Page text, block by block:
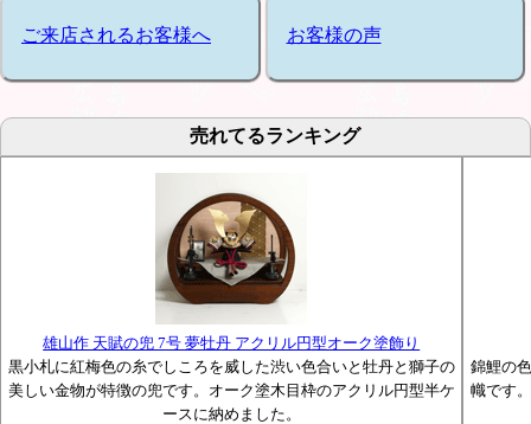
ご来店されるお客様へ お客様の声
売れてるランキング
雄山作 天賦の兜 7号 夢牡丹 アクリル円型オーク塗飾り
黒小札に紅梅色の糸でしころを威した渋い色合いと牡丹と獅子の
美しい金物が特徴の兜です。オーク塗木目枠のアクリル円型半ケ
ースに納めました。
錦鯉の
幟です